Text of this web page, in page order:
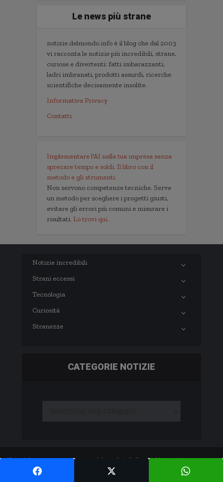
Le news più strane
notizie.delmondo.info è il blog che dal 2003
vi racconta le notizie più incredibili, strane,
curiose e divertenti: fatti imbarazzanti,
ladri imbranati, prodotti assurdi, ricerche
scientifiche decisamente insolite.
Informativa Privacy
Contatti
Implementare l'AI nella tua impresa senza
sprecare tempo e soldi. Il libro con il
metodo e gli strumenti.
Non servono competenze tecniche. Serve
un metodo per scegliere i progetti giusti,
evitare gli errori più comuni e misurare i
risultati. Lo trovi qui.
Notizie incredibili
Strani eccessi
Tecnologia
Curiosità
Stranezze
CATEGORIE NOTIZIE
Copyright © 2003-2020 notizie.delmondo.info Questo blog non è una testata
giornalistica né una pubblicazione periodica. -
Privacy Policy